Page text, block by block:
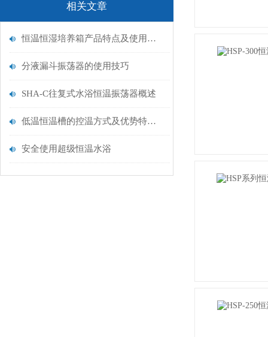
相关文章
恒温恒湿培养箱产品特点及使用说明
分液漏斗振荡器的使用技巧
SHA-C往复式水浴恒温振荡器概述
低温恒温槽的控温方式及优势特点介绍
安全使用超级恒温水浴